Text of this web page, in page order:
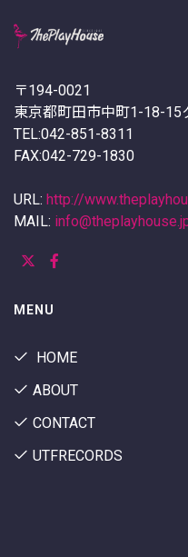
〒194-0021
東京都町田市中町1-18-15
TEL:042-851-8311
FAX:042-729-1830
URL: http://
MAIL:
MENU
HOME
ABOUT
CONTACT
UTFRECORDS